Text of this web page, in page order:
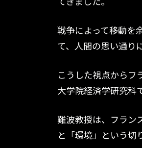
戦争によって移動を
て、人間の思い通り
こうした視点からフ
大学院経済学研究科
難波教授は、フラン
と「環境」という切